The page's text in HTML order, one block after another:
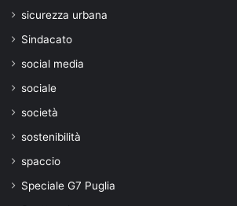
sicurezza urbana
Sindacato
social media
sociale
società
sostenibilità
spaccio
Speciale G7 Puglia